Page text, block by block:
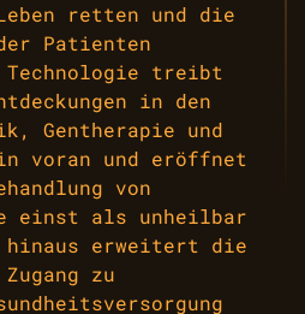
retten und die
Patienten
Technologie treibt
in den
Gentherapie und
voran und eröffnet
von
einst als unheilbar
hinaus erweitert die
zu